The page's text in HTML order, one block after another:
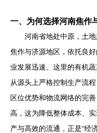
一、为何选择河南焦作
河南省地处中原，土
焦作与济源地区，依托良
业发展迅速。这里的有机
从源头上严格控制生产流
区位优势和物流网络的完
高，这为降低整体成本、
产与高效的流通，正是“经